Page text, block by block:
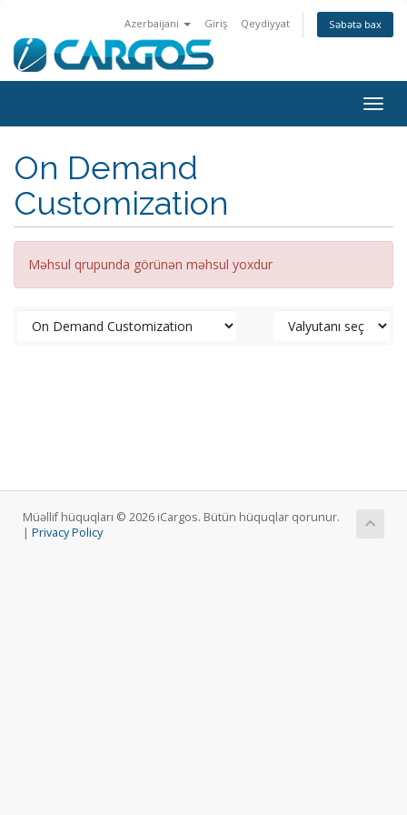
Azerbaijani Giriş Qeydiyyat Səbətə bax
On Demand
Customization
Məhsul qrupunda görünən məhsul yoxdur
Müəllif hüquqları © 2026 iCargos. Bütün hüquqlar qorunur.
| Privacy Policy